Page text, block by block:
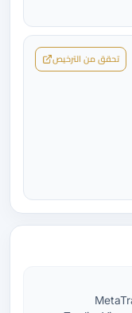
تحقق من الترخيص